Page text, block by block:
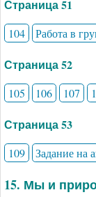
Страница 51
104 Работа в
Страница 52
105 106 107
Страница 53
109 Задание на
15. Мы и